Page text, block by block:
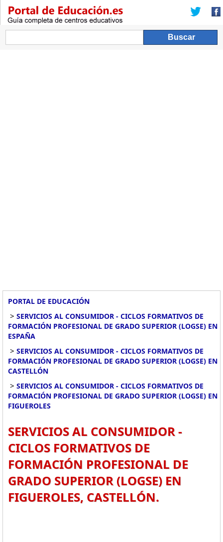
PORTAL DE EDUCACIÓN
> SERVICIOS AL CONSUMIDOR - CICLOS FORMATIVOS DE
FORMACIÓN PROFESIONAL DE GRADO SUPERIOR (LOGSE) EN
ESPAÑA
> SERVICIOS AL CONSUMIDOR - CICLOS FORMATIVOS DE
FORMACIÓN PROFESIONAL DE GRADO SUPERIOR (LOGSE) EN
CASTELLÓN
> SERVICIOS AL CONSUMIDOR - CICLOS FORMATIVOS DE
FORMACIÓN PROFESIONAL DE GRADO SUPERIOR (LOGSE) EN
FIGUEROLES
SERVICIOS AL CONSUMIDOR -
CICLOS FORMATIVOS DE
FORMACIÓN PROFESIONAL DE
GRADO SUPERIOR (LOGSE) EN
FIGUEROLES, CASTELLÓN.